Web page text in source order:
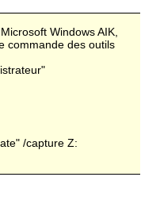
Windows AIK,
commande des outils
/capture Z: